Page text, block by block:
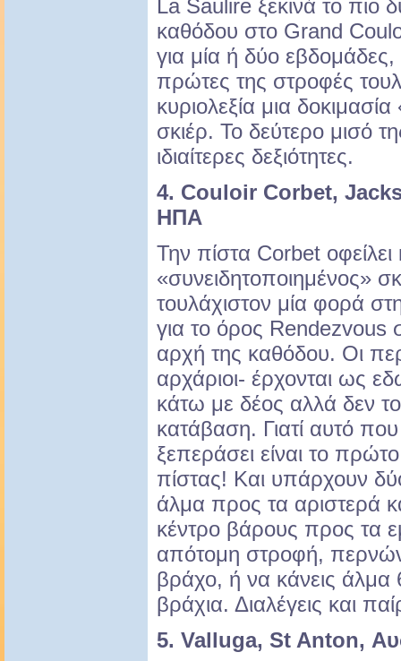
La Saulire ξεκινά το πιο
καθόδου στο Grand
για μία ή δύο εβδομάδες,
πρώτες της στροφές
κυριολεξία μια
σκιέρ. Το δεύτερο μισό
ιδιαίτερες δεξιότητες.
4. Couloir Corbet,
ΗΠΑ
Την πίστα Corbet οφείλει
«συνειδητοποιημένος»
τουλάχιστον μία φορά
για το όρος Rendezvous
αρχή της καθόδου. Οι
αρχάριοι- έρχονται ως
κάτω με δέος αλλά δεν
κατάβαση. Γιατί αυτό
ξεπεράσει είναι το
πίστας! Και υπάρχουν
άλμα προς τα αριστερά
κέντρο βάρους προς τα
απότομη στροφή,
βράχο, ή να κάνεις
βράχια. Διαλέγεις και
5. Valluga, St Anton,